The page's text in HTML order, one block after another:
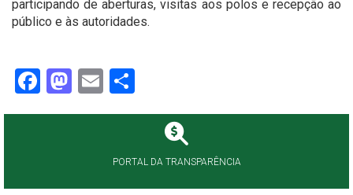
participando de aberturas, visitas aos polos e recepção ao
público e às autoridades.
Facebook
Mastodon
Email
PORTAL DA TRANSPARÊNCIA